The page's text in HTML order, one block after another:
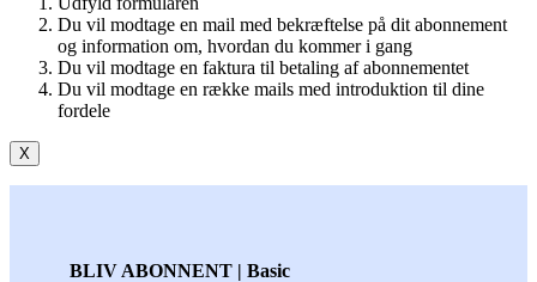
Du vil modtage en mail med bekræftelse på dit abonnement
og information om, hvordan du kommer i gang
Du vil modtage en faktura til betaling af abonnementet
Du vil modtage en række mails med introduktion til dine
fordele
X
BLIV ABONNENT | Basic